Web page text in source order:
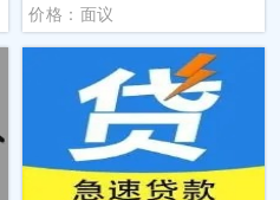
价格：面议